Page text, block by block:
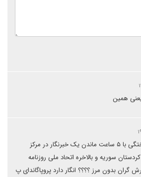
همین
یک گزارش ساختگی با ۵ ساعت ماندن یک خبرنگار در مرکز
سوریه و بالاخره اتحاد ملی روزنامه
گران بدون مرز ؟؟؟؟ انگار دارد پروپاگاندای پ